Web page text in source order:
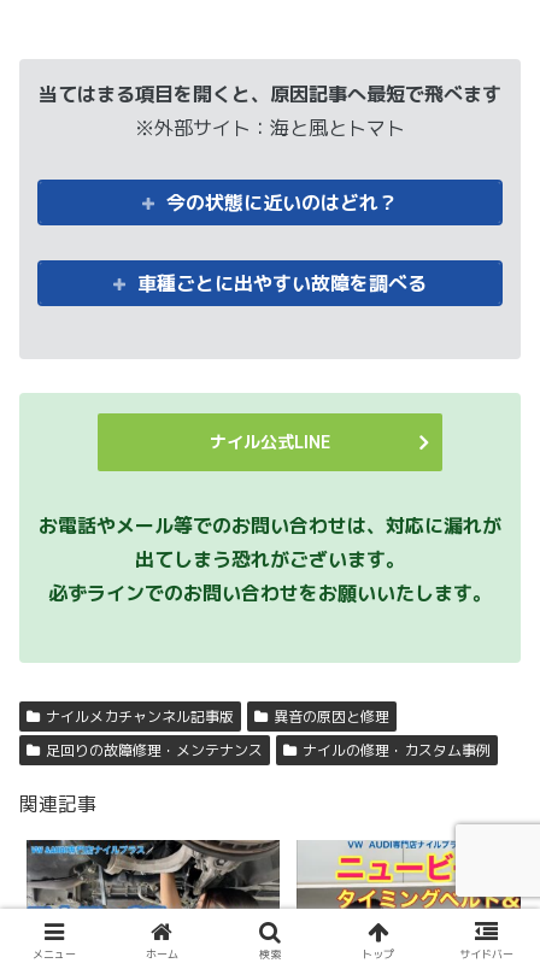
当てはまる項目を開くと、原因記事へ最短で飛べます
※外部サイト：海と風とトマト
今の状態に近いのはどれ？
車種ごとに出やすい故障を調べる
ナイル公式LINE
お電話やメール等でのお問い合わせは、対応に漏れが
出てしまう恐れがございます。
必ずラインでのお問い合わせをお願いいたします。
ナイルメカチャンネル記事版
異音の原因と修理
足回りの故障修理・メンテナンス
ナイルの修理・カスタム事例
関連記事
メニュー ホーム 検索 トップ サイドバー